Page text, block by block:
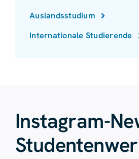
Auslandsstudium
Internationale Studierende
Instagram-